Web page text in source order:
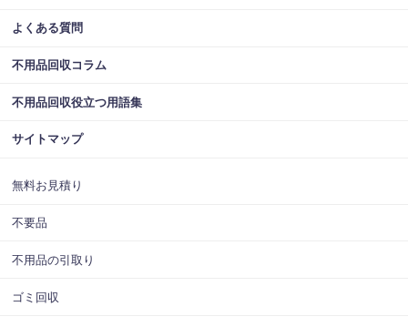
よくある質問
不用品回収コラム
不用品回収役立つ用語集
サイトマップ
無料お見積り
不要品
不用品の引取り
ゴミ回収